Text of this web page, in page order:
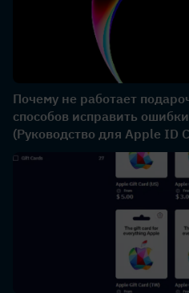
Почему не работает
способов исправить
(Руководство для Apple